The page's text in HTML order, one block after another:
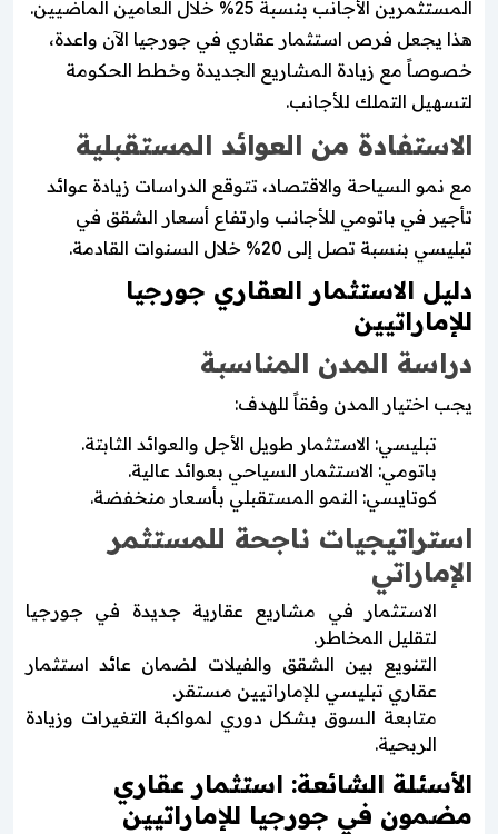
المستثمرين الأجانب بنسبة 25% خلال العامين الماضيين.
هذا يجعل فرص استثمار عقاري في جورجيا الآن واعدة،
خصوصاً مع زيادة المشاريع الجديدة وخطط الحكومة
لتسهيل التملك للأجانب.
الاستفادة من العوائد المستقبلية
مع نمو السياحة والاقتصاد، تتوقع الدراسات زيادة عوائد
تأجير في باتومي للأجانب وارتفاع أسعار الشقق في
تبليسي بنسبة تصل إلى 20% خلال السنوات القادمة.
دليل الاستثمار العقاري جورجيا
للإماراتيين
دراسة المدن المناسبة
يجب اختيار المدن وفقاً للهدف:
تبليسي: الاستثمار طويل الأجل والعوائد الثابتة.
باتومي: الاستثمار السياحي بعوائد عالية.
كوتايسي: النمو المستقبلي بأسعار منخفضة.
استراتيجيات ناجحة للمستثمر
الإماراتي
الاستثمار في مشاريع عقارية جديدة في جورجيا
لتقليل المخاطر.
التنويع بين الشقق والفيلات لضمان عائد استثمار
عقاري تبليسي للإماراتيين مستقر.
متابعة السوق بشكل دوري لمواكبة التغيرات وزيادة
الربحية.
الأسئلة الشائعة: استثمار عقاري
مضمون في جورجيا للإماراتيين